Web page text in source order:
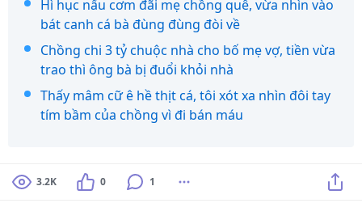
Hì hục nấu cơm đãi mẹ chồng quê, vừa nhìn vào
bát canh cá bà đùng đùng đòi về
Chồng chi 3 tỷ chuộc nhà cho bố mẹ vợ, tiền vừa
trao thì ông bà bị đuổi khỏi nhà
Thấy mâm cữ ê hề thịt cá, tôi xót xa nhìn đôi tay
tím bầm của chồng vì đi bán máu
3.2K 0 1